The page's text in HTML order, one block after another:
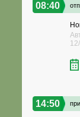
08:40
14:50